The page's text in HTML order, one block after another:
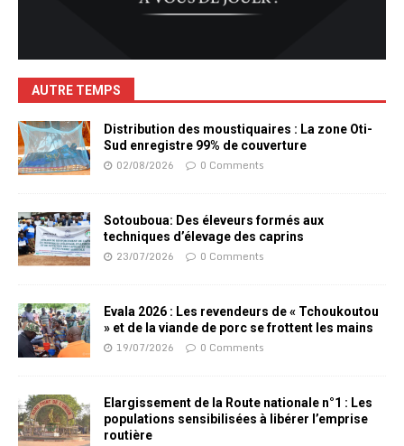
AUTRE TEMPS
Distribution des moustiquaires : La zone Oti-
Sud enregistre 99% de couverture
02/08/2026 0 Comments
Sotouboua: Des éleveurs formés aux
techniques d’élevage des caprins
23/07/2026 0 Comments
Evala 2026 : Les revendeurs de « Tchoukoutou
» et de la viande de porc se frottent les mains
19/07/2026 0 Comments
Elargissement de la Route nationale n°1 : Les
populations sensibilisées à libérer l’emprise
routière